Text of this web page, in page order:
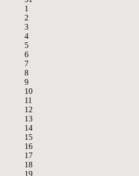
1
2
3
4
5
6
7
8
9
10
11
12
13
14
15
16
17
18
19